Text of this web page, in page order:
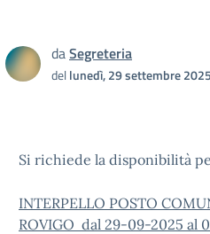
daSegreteria
dellunedì, 29 settembre 2025
Si richiede la disponibilità
INTERPELLO POSTO
ROVIGO dal 29-09-2025 al